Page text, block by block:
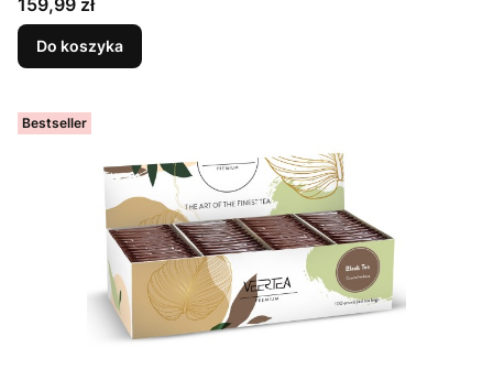
159,99 zł
Do koszyka
Bestseller